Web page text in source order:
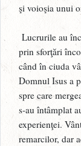
şi voioşia unui
Lucrurile au
prin sforţări
când în ciuda
Domnul Isus a
spre care
s-au întâmplat
experienţei.
remarcilor, dar